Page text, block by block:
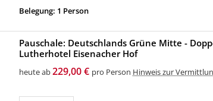
Belegung: 1 Person
Pauschale: Deutschlands Grüne Mitte -
Lutherhotel Eisenacher Hof
heute ab229,00 € pro Person Hinweis zur